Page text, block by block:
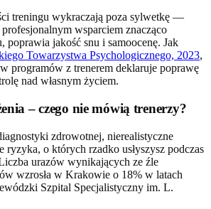
treningu wykraczają poza sylwetkę —
profesjonalnym wsparciem znacząco
poprawia jakość snu i samoocenę. Jak
Towarzystwa Psychologicznego, 2023,
programów z trenerem deklaruje poprawę
nad własnym życiem.
– czego nie mówią trenerzy?
zdrowotnej, nierealistyczne
ryzyka, o których rzadko usłyszysz podczas
urazów wynikających ze źle
wzrosła w Krakowie o 18% w latach
Szpital Specjalistyczny im. L.